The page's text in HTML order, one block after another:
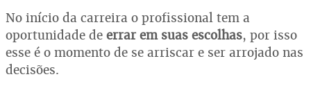
No início da carreira o profissional tem a
oportunidade de errar em suas escolhas, por isso
esse é o momento de se arriscar e ser arrojado nas
decisões.